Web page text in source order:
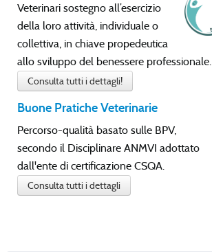
Veterinari sostegno all’esercizio
della loro attività, individuale o
collettiva, in chiave propedeutica
allo sviluppo del benessere professionale.
Consulta tutti i dettagli!
Buone Pratiche Veterinarie
Percorso-qualità basato sulle BPV,
secondo il Disciplinare ANMVI adottato
dall'ente di certificazione CSQA.
Consulta tutti i dettagli